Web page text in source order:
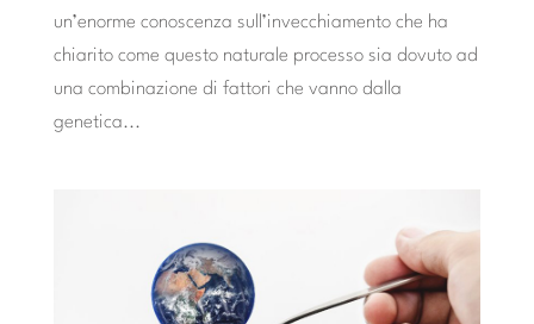
un’enorme conoscenza sull’invecchiamento che ha
chiarito come questo naturale processo sia dovuto ad
una combinazione di fattori che vanno dalla
genetica...